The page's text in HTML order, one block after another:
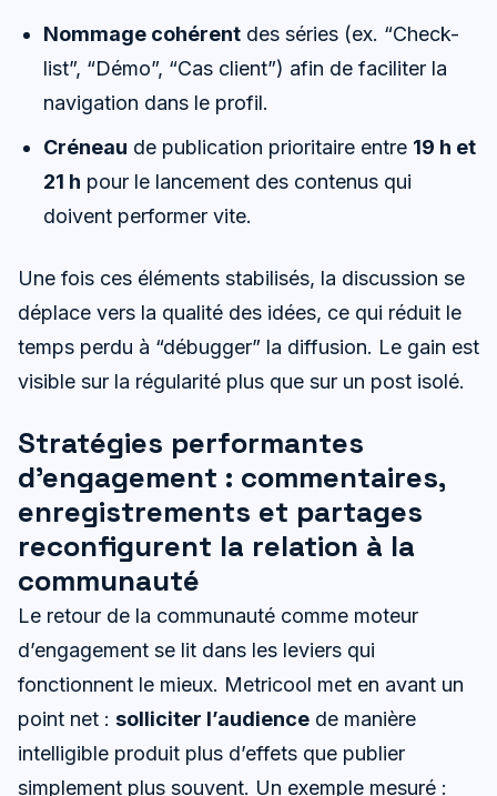
Nommage cohérent des séries (ex. “Check-
list”, “Démo”, “Cas client”) afin de faciliter la
navigation dans le profil.
Créneau de publication prioritaire entre 19 h et
21 h pour le lancement des contenus qui
doivent performer vite.
Une fois ces éléments stabilisés, la discussion se
déplace vers la qualité des idées, ce qui réduit le
temps perdu à “débugger” la diffusion. Le gain est
visible sur la régularité plus que sur un post isolé.
Stratégies performantes
d’engagement : commentaires,
enregistrements et partages
reconfigurent la relation à la
communauté
Le retour de la communauté comme moteur
d’engagement se lit dans les leviers qui
fonctionnent le mieux. Metricool met en avant un
point net : solliciter l’audience de manière
intelligible produit plus d’effets que publier
simplement plus souvent. Un exemple mesuré :